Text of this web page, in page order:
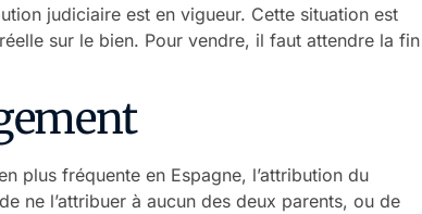
judiciaire est en vigueur. Cette situation est
sur le bien. Pour vendre, il faut attendre la fin
plus fréquente en Espagne, l’attribution du
ne l’attribuer à aucun des deux parents, ou de